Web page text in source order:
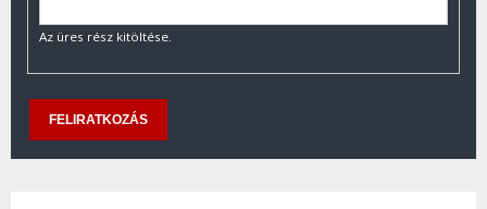
Az üres rész kitöltése.